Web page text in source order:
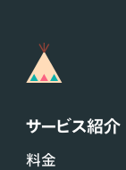
サービス紹介
料金